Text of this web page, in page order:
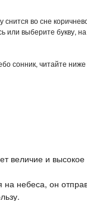
снится во сне
или выберите букву,
сонник, читайте
величие и
на небеса, он